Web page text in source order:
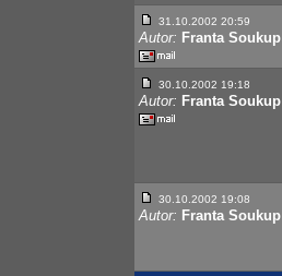
31.10.2002 20:59
Autor: Franta Soukup
30.10.2002 19:18
Autor: Franta Soukup
30.10.2002 19:08
Autor: Franta Soukup